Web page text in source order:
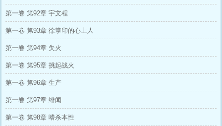
第一卷 第92章 宇文程
第一卷 第93章 徐掌印的心上人
第一卷 第94章 失火
第一卷 第95章 挑起战火
第一卷 第96章 生产
第一卷 第97章 绯闻
第一卷 第98章 嗜杀本性